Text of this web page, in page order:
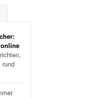
rund